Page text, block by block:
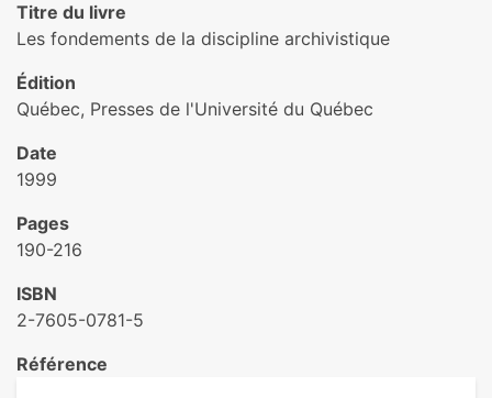
Titre du livre
Les fondements de la discipline archivistique
Édition
Québec, Presses de l'Université du Québec
Date
1999
Pages
190-216
ISBN
2-7605-0781-5
Référence